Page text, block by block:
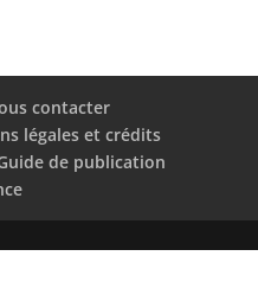
contacter
légales et crédits
de publication